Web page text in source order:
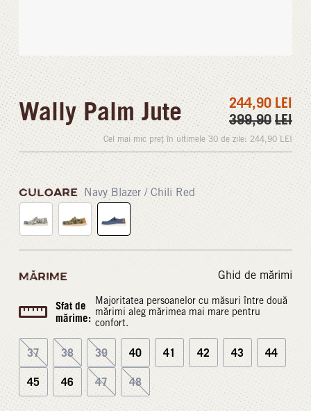
Wally Palm Jute 244,90 LEI
399,90 LEI
Cel mai mic preț în ultimele 30 de zile: 244,90LEI
CULOARE Navy Blazer / Chili Red
MĂRIME Ghid de mărimi
Sfat de
mărime:
Majoritatea persoanelor cu măsuri între două
mărimi aleg mărimea mai mare pentru
confort.
37 38 39 40 41 42 43 44
45 46 47 48